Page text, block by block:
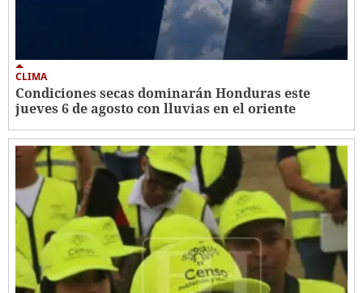
CLIMA
Condiciones secas dominarán Honduras este
jueves 6 de agosto con lluvias en el oriente